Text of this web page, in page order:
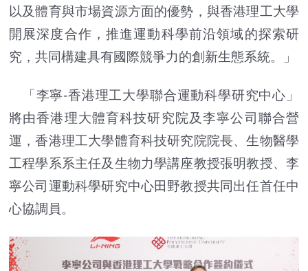
以及體育與市場資源方面的優勢，與香港理工大學
開展深度合作，推進運動科學前沿領域的探索研
究，共同構建具有國際競爭力的創新生態系統。」
「李寧-香港理工大學聯合運動科學研究中心」
將由香港理大體育科技研究院及李寧公司聯合營
運，香港理工大學體育科技研究院院長、生物醫學
工程學系系主任及生物力學講座教授張明教授、李
寧公司運動科學研究中心田野教授共同出任首任中
心協調員。